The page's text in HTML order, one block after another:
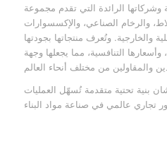
الرائدة التي تقدم مجموعة
والرخام الصناعي، والإكسسوارات
والخارجية. وتُعرف منتجاتها بجودتها
وأسعارها التنافسية، مما يجعلها وجهة
بنية تحتية متقدمة تُسهّل العمليات